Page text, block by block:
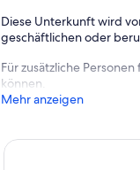
Diese Unterkunft wird
geschäftlichen oder
Für zusätzliche
können.
Mehr anzeigen